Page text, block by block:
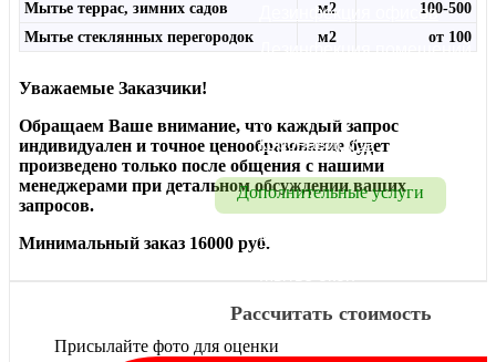
Дезинфекция офисов
коронавируса
Дополнительные услуги
Мытье фасадов
Мытье террас, зимних садов
м2
100-500
Мытье стеклянных перегородок
м2 от 100
Уважаемые Заказчики!
Обращаем Ваше внимание, что каждый запрос
индивидуален и точное ценообразование будет
произведено только после общения с нашими
менеджерами при детальном обсуждении ваших
запросов.
Минимальный заказ 16000 руб.
Рассчитать стоимость
Присылайте фото для оценки